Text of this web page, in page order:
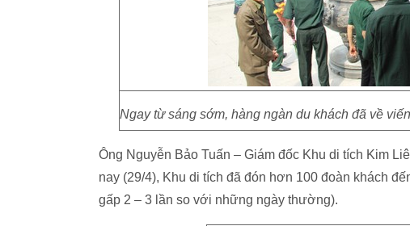
Ngay từ sáng sớm, hàng ngàn du khách đã về
Ông Nguyễn Bảo Tuấn – Giám đốc Khu di tích Kim
nay (29/4), Khu di tích đã đón hơn 100 đoàn khách
gấp 2 – 3 lần so với những ngày thường).